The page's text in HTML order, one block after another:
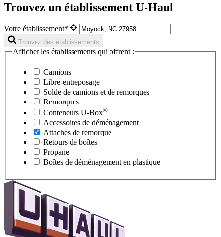
Trouvez un établissement U-Haul
Votre établissement*
Trouvez des établissements
Afficher les établissements qui offrent :
Camions
Libre-entreposage
Solde de camions et de remorques
Remorques
Conteneurs U-Box®
Accessoires de déménagement
Attaches de remorque
Retours de boîtes
Propane
Boîtes de déménagement en plastique